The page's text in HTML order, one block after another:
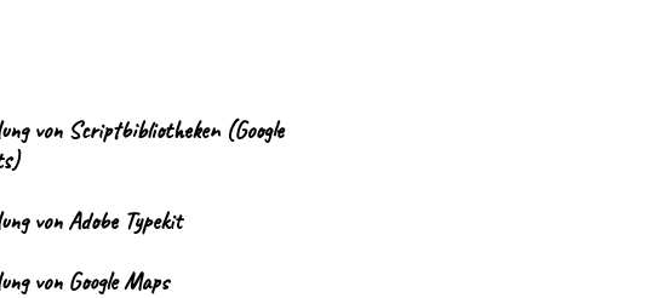
von Scriptbibliotheken (Google
von Adobe Typekit
von Google Maps